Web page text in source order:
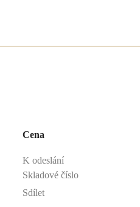
Cena
K odeslání
Skladové číslo
Sdílet